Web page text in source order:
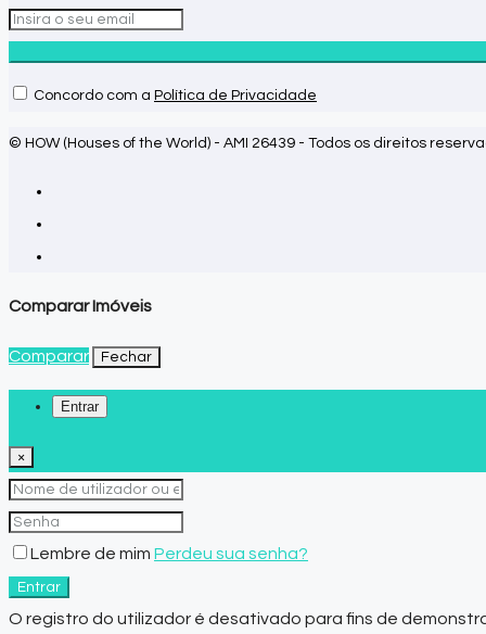
Concordo com a Política de Privacidade
© HOW (Houses of the World) - AMI 26439 - Todos os direitos
Comparar Imóveis
Comparar Fechar
Entrar
×
Lembre de mim Perdeu sua senha?
Entrar
O registro do utilizador é desativado para fins de